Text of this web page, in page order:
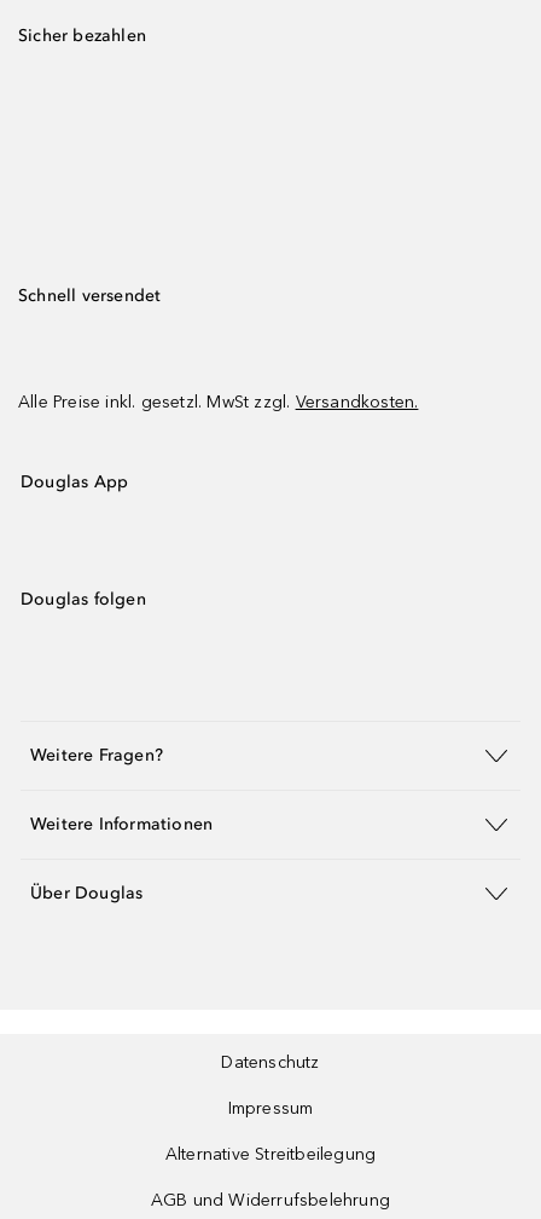
Sicher bezahlen
Schnell versendet
Alle Preise inkl. gesetzl. MwSt zzgl. Versandkosten.
Douglas App
Douglas folgen
Weitere Fragen?
Weitere Informationen
Über Douglas
Datenschutz
Impressum
Alternative Streitbeilegung
AGB und Widerrufsbelehrung